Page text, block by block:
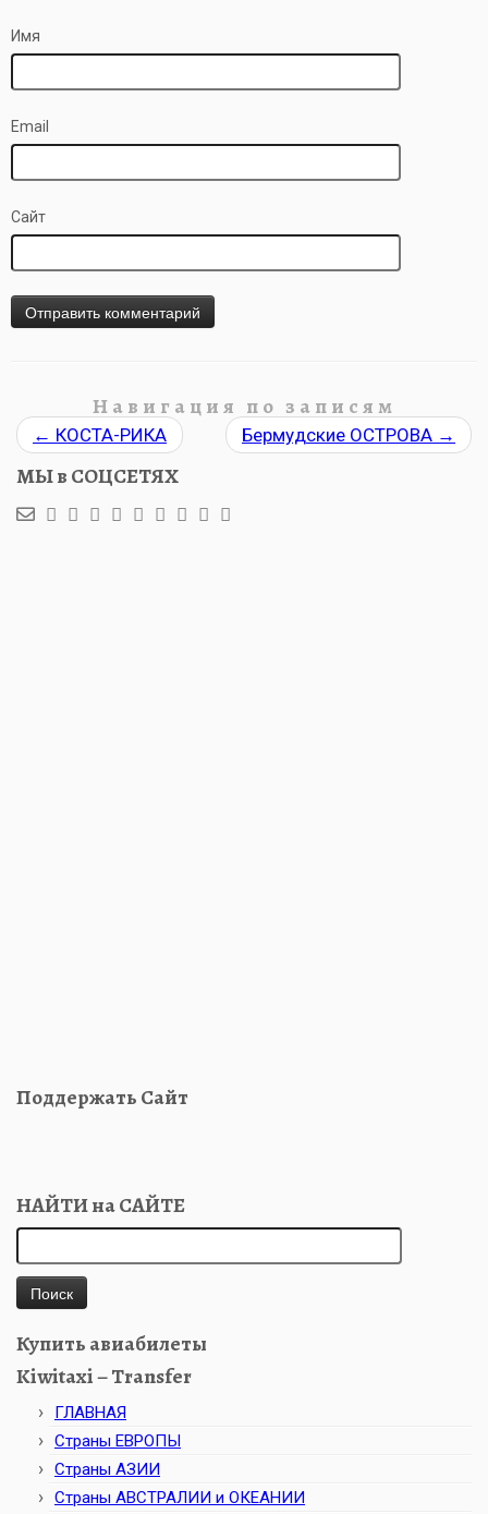
Имя
Email
Сайт
Навигация по записям
← КОСТА-РИКА Бермудские ОСТРОВА →
МЫ в СОЦСЕТЯХ
Поддержать Сайт
НАЙТИ на САЙТЕ
Купить авиабилеты
Kiwitaxi – Transfer
ГЛАВНАЯ
Страны ЕВРОПЫ
Страны АЗИИ
Страны АВСТРАЛИИ и ОКЕАНИИ